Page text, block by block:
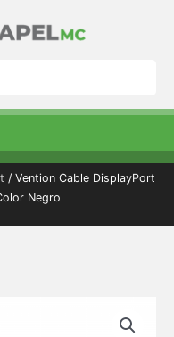
/ Vention Cable DisplayPort
Negro